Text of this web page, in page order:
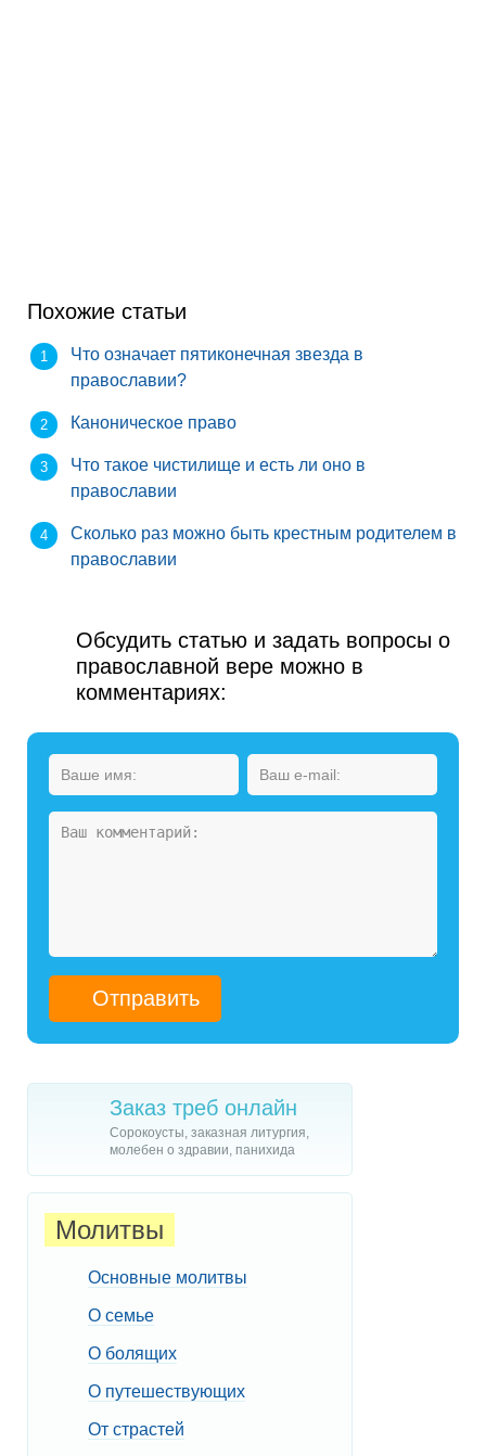
Похожие статьи
Что означает пятиконечная звезда в
православии?
Каноническое право
Что такое чистилище и есть ли оно в
православии
Сколько раз можно быть крестным родителем в
православии
Обсудить статью и задать вопросы о
православной вере можно в
комментариях:
Заказ треб онлайн
Сорокоусты, заказная литургия,
молебен о здравии, панихида
Молитвы
Основные молитвы
О семье
О болящих
О путешествующих
От страстей